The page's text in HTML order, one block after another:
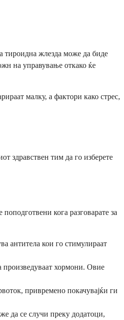
тироидна жлезда може да биде
на управување откако ќе
малку, а фактори како стрес,
здравствен тим да го изберете
кога разговарате за
антитела кои го стимулираат
произведуваат хормони. Овие
привремено покачувајќи ги
да се случи преку додатоци,